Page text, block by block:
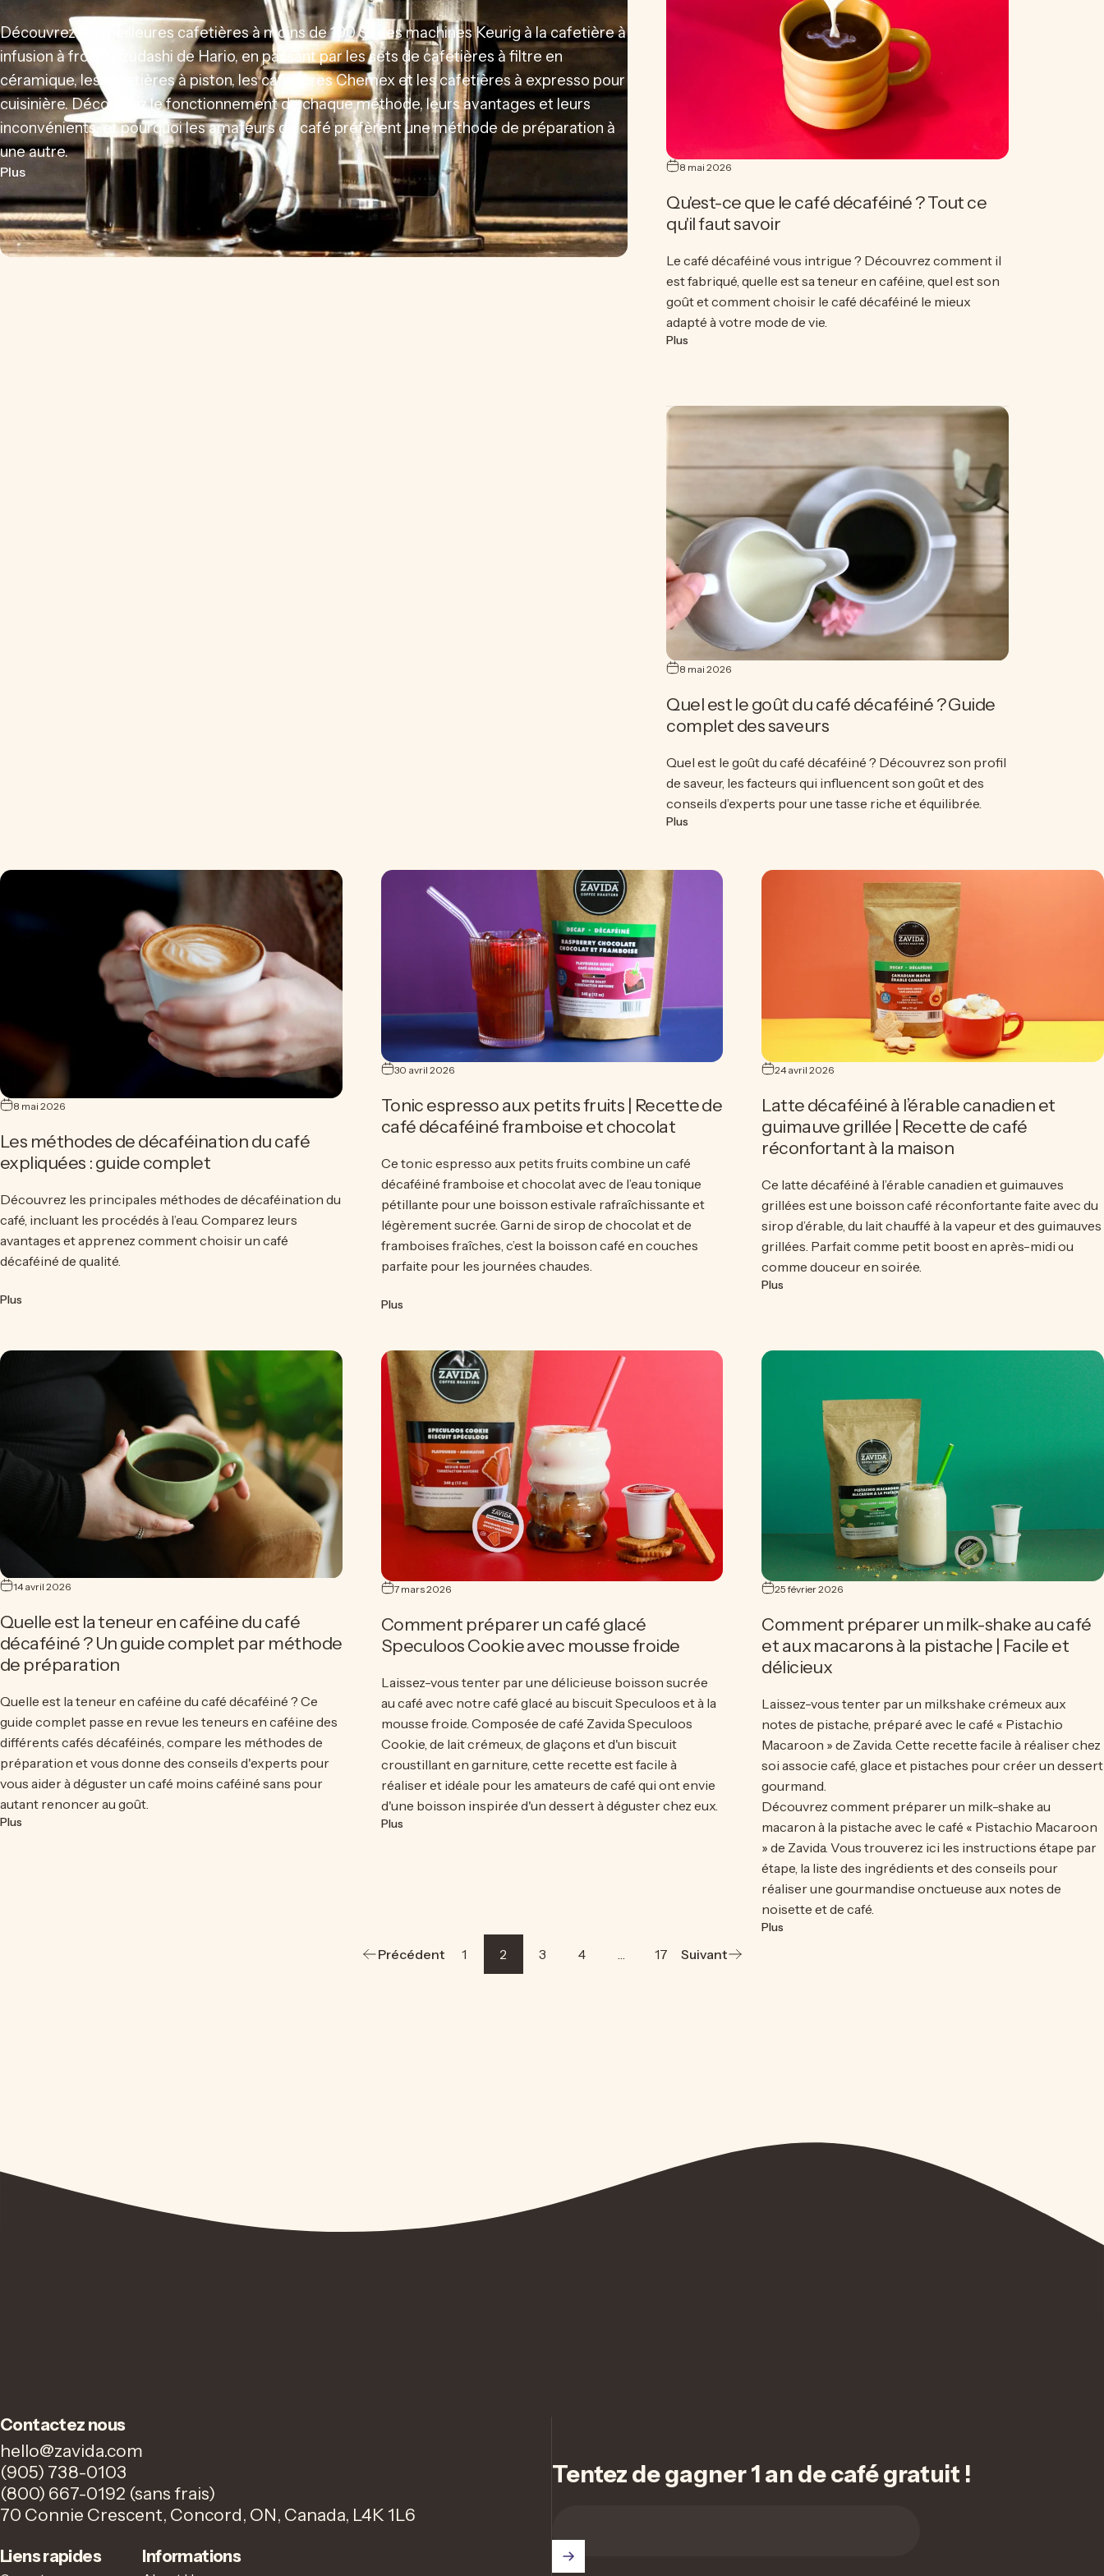
Découvrez les meilleures cafetières à moins de 100 $ : des machines Keurig à la cafetière à
infusion à froid Mizudashi de Hario, en passant par les sets de cafetières à filtre en
céramique, les cafetières à piston, les cafetières Chemex et les cafetières à expresso pour
cuisinière. Découvrez le fonctionnement de chaque méthode, leurs avantages et leurs
inconvénients, et pourquoi les amateurs de café préfèrent une méthode de préparation à
une autre.
Plussur Les meilleures cafetières à moins de 100 $ 8 mai 2026
Qu'est-ce que le café décaféiné ? Tout ce
qu'il faut savoir
Le café décaféiné vous intrigue ? Découvrez comment il
est fabriqué, quelle est sa teneur en caféine, quel est son
goût et comment choisir le café décaféiné le mieux
adapté à votre mode de vie.
Plus
8 mai 2026
Quel est le goût du café décaféiné ? Guide
complet des saveurs
Quel est le goût du café décaféiné ? Découvrez son profil
de saveur, les facteurs qui influencent son goût et des
conseils d’experts pour une tasse riche et équilibrée.
Plus
8 mai 2026
Les méthodes de décaféination du café
expliquées : guide complet
Découvrez les principales méthodes de décaféination du
café, incluant les procédés à l’eau. Comparez leurs
avantages et apprenez comment choisir un café
décaféiné de qualité.
Plus sur Les méthodes de décaféination du café expliquées : guide complet
30 avril 2026
Tonic espresso aux petits fruits | Recette de
café décaféiné framboise et chocolat
Ce tonic espresso aux petits fruits combine un café
décaféiné framboise et chocolat avec de l’eau tonique
pétillante pour une boisson estivale rafraîchissante et
légèrement sucrée. Garni de sirop de chocolat et de
framboises fraîches, c’est la boisson café en couches
parfaite pour les journées chaudes.
Plussur Tonic espresso aux petits fruits | Recette de café décaféiné framboise et chocolat
24 avril 2026
Latte décaféiné à l’érable canadien et
guimauve grillée | Recette de café
réconfortant à la maison
Ce latte décaféiné à l’érable canadien et guimauves
grillées est une boisson café réconfortante faite avec du
sirop d’érable, du lait chauffé à la vapeur et des guimauves
grillées. Parfait comme petit boost en après-midi ou
comme douceur en soirée.
Plus
14 avril 2026
Quelle est la teneur en caféine du café
décaféiné ? Un guide complet par méthode
de préparation
Quelle est la teneur en caféine du café décaféiné ? Ce
guide complet passe en revue les teneurs en caféine des
différents cafés décaféinés, compare les méthodes de
préparation et vous donne des conseils d'experts pour
vous aider à déguster un café moins caféiné sans pour
autant renoncer au goût.
Plus sur Quelle est la teneur en caféine du café décaféiné ? Un guide complet par méthode de préparation
7 mars 2026
Comment préparer un café glacé
Speculoos Cookie avec mousse froide
Laissez-vous tenter par une délicieuse boisson sucrée
au café avec notre café glacé au biscuit Speculoos et à la
mousse froide. Composée de café Zavida Speculoos
Cookie, de lait crémeux, de glaçons et d'un biscuit
croustillant en garniture, cette recette est facile à
réaliser et idéale pour les amateurs de café qui ont envie
d'une boisson inspirée d'un dessert à déguster chez eux.
Plussur Comment préparer un café glacé Speculoos Cookie avec mousse froide
25 février 2026
Comment préparer un milk-shake au café
et aux macarons à la pistache | Facile et
délicieux
Laissez-vous tenter par un milkshake crémeux aux
notes de pistache, préparé avec le café « Pistachio
Macaroon » de Zavida. Cette recette facile à réaliser chez
soi associe café, glace et pistaches pour créer un dessert
gourmand.
Découvrez comment préparer un milk-shake au
macaron à la pistache avec le café « Pistachio Macaroon
» de Zavida. Vous trouverez ici les instructions étape par
étape, la liste des ingrédients et des conseils pour
réaliser une gourmandise onctueuse aux notes de
noisette et de café.
Plus
Précédent 1 2 3 4 17 Suivant
Contactez nous
hello@zavida.com
(905) 738-0103
(800) 667-0192 (sans frais)
70 Connie Crescent, Concord, ON, Canada, L4K 1L6
Liens rapides Informations
Tentez de gagner 1 an de café gratuit !